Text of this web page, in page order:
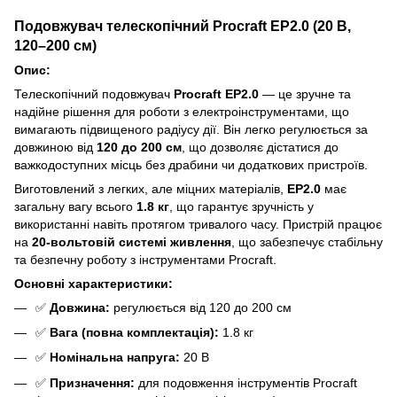
Подовжувач телескопічний Procraft EP2.0 (20 В,
120–200 см)
Опис:
Телескопічний подовжувач Procraft EP2.0 — це зручне та
надійне рішення для роботи з електроінструментами, що
вимагають підвищеного радіусу дії. Він легко регулюється за
довжиною від 120 до 200 см , що дозволяє дістатися до
важкодоступних місць без драбини чи додаткових пристроїв.
Виготовлений з легких, але міцних матеріалів, EP2.0 має
загальну вагу всього 1.8 кг , що гарантує зручність у
використанні навіть протягом тривалого часу. Пристрій працює
на 20-вольтовій системі живлення , що забезпечує стабільну
та безпечну роботу з інструментами Procraft.
Основні характеристики:
✅ Довжина: регулюється від 120 до 200 см
✅ Вага (повна комплектація): 1.8 кг
✅ Номінальна напруга: 20 В
✅ Призначення: для подовження інструментів Procraft